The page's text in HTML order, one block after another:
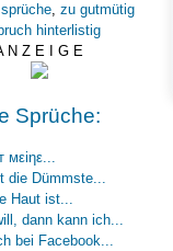
, zu gutmütig
hinterlistig
N Z E I G E
Sprüche:
мεiηε...
die Dümmste...
Haut ist...
dann kann ich...
bei Facebook...